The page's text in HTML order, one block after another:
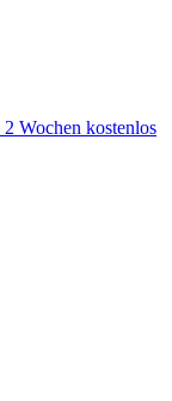
2 Wochen kostenlos